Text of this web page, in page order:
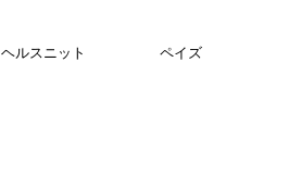
ヘルスニット ペイズ